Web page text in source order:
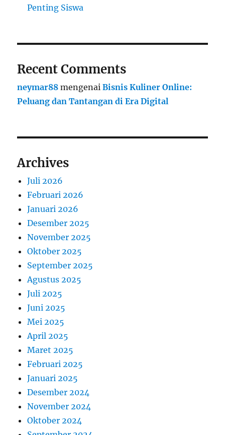
Penting Siswa
Recent Comments
neymar88 mengenaiBisnis Kuliner Online:
Peluang dan Tantangan di Era Digital
Archives
Juli 2026
Februari 2026
Januari 2026
Desember 2025
November 2025
Oktober 2025
September 2025
Agustus 2025
Juli 2025
Juni 2025
Mei 2025
April 2025
Maret 2025
Februari 2025
Januari 2025
Desember 2024
November 2024
Oktober 2024